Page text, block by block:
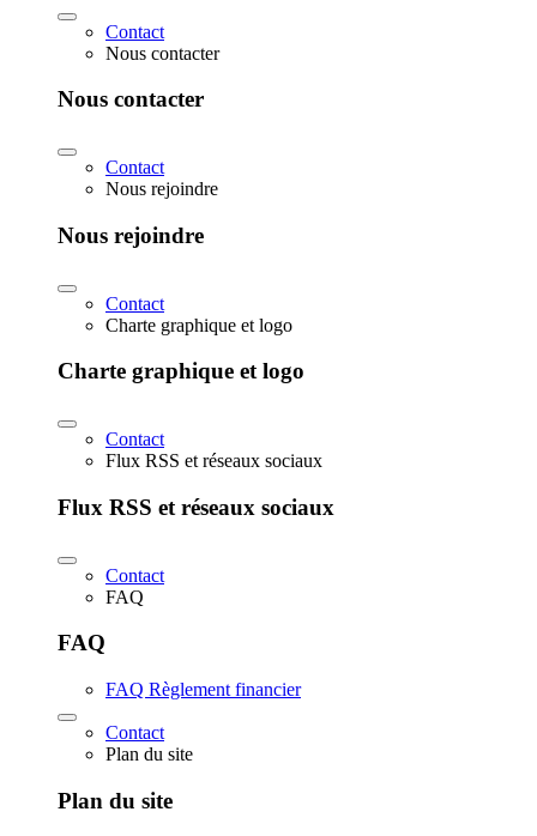
Contact
Nous contacter
Nous contacter
Contact
Nous rejoindre
Nous rejoindre
Contact
Charte graphique et logo
Charte graphique et logo
Contact
Flux RSS et réseaux sociaux
Flux RSS et réseaux sociaux
Contact
FAQ
FAQ
FAQ Règlement financier
Contact
Plan du site
Plan du site